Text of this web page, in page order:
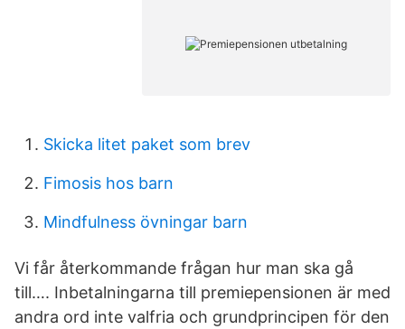
Skicka litet paket som brev
Fimosis hos barn
Mindfulness övningar barn
Vi får återkommande frågan hur man ska gå
till…. Inbetalningarna till premiepensionen är med
andra ord inte valfria och grundprincipen för den